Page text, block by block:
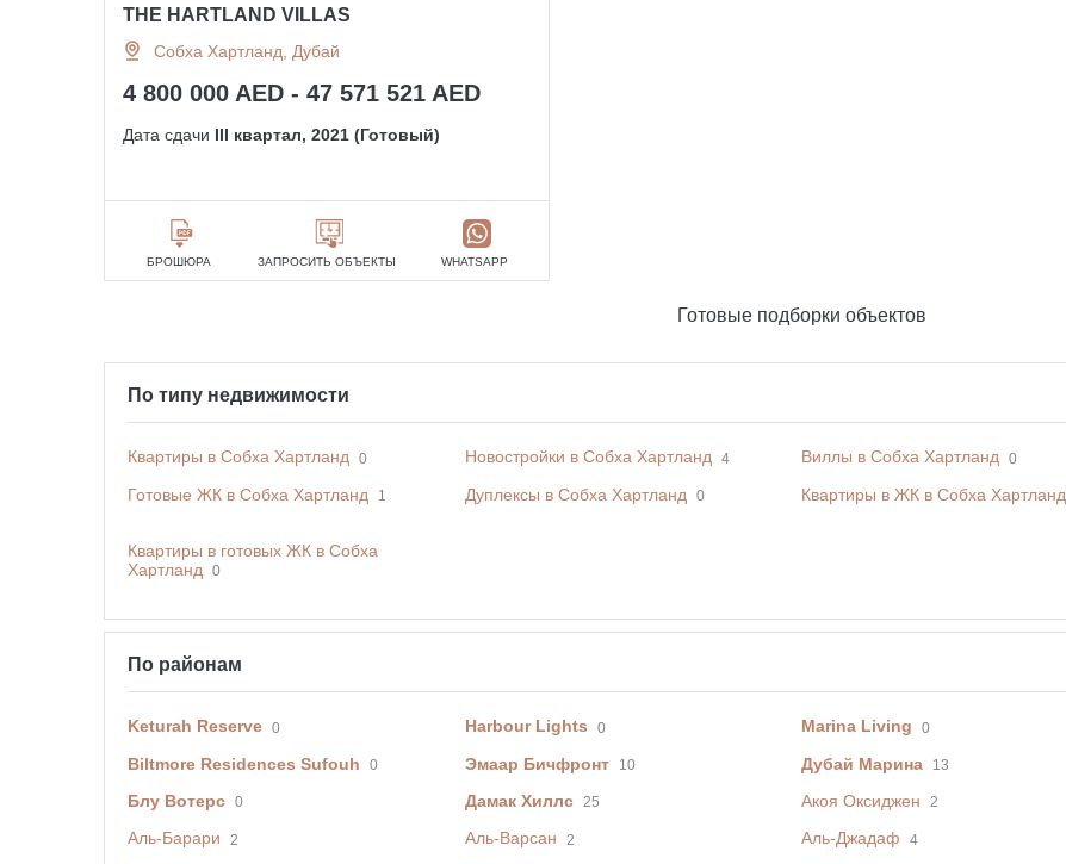
THE HARTLAND VILLAS
Собха Хартланд, Дубай
4 800 000 AED - 47 571 521 AED
Дата сдачи III квартал, 2021 (Готовый)
БРОШЮРА ЗАПРОСИТЬ ОБЪЕКТЫ WHATSAPP
Готовые подборки объектов
По типу недвижимости
Квартиры в Собха Хартланд 0 Новостройки в Собха Хартланд 4 Виллы в Собха Хартланд 0
Готовые ЖК в Собха Хартланд 1 Дуплексы в Собха Хартланд 0 Квартиры в ЖК в Собха Хартланд
Квартиры в готовых ЖК в Собха
Хартланд
0
По районам
Keturah Reserve 0 Harbour Lights 0 Marina Living 0
Biltmore Residences Sufouh 0 Эмаар Бичфронт 10 Дубай Марина 13
Блу Вотерс 0 Дамак Хиллс 25 Акоя Оксиджен 2
Аль-Барари 2 Аль-Варсан 2 Аль-Джадаф 4